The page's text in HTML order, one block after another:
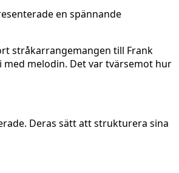
en spännande
stråkarrangemangen till Frank
melodin. Det var tvärsemot hur
Deras sätt att strukturera sina